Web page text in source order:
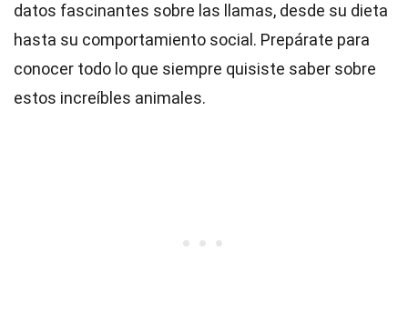
datos fascinantes sobre las llamas, desde su dieta
hasta su comportamiento social. Prepárate para
conocer todo lo que siempre quisiste saber sobre
estos increíbles animales.